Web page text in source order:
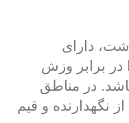
دارای
برابر وزش
در مناطق
نگهدارنده و قیم